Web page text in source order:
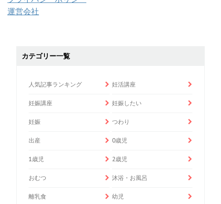
運営会社
カテゴリー一覧
人気記事ランキング 妊活講座
妊娠講座 妊娠したい
妊娠 つわり
出産 0歳児
1歳児 2歳児
おむつ 沐浴・お風呂
離乳食 幼児